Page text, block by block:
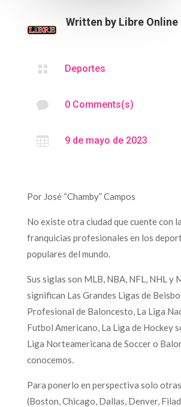
Written by Libre Online
 Deportes
 0 Comments(s)
 9 de mayo de 2023
Por José “Chamby” Campos
No existe otra ciudad que cuente con
franquicias profesionales en los
populares del mundo.
Sus siglas son MLB, NBA, NFL, NHL y
significan Las Grandes Ligas de
Profesional de Baloncesto, La Liga
Futbol Americano, La Liga de Hockey
Liga Norteamericana de Soccer o
conocemos.
Para ponerlo en perspectiva solo
(Boston, Chicago, Dallas, Denver,